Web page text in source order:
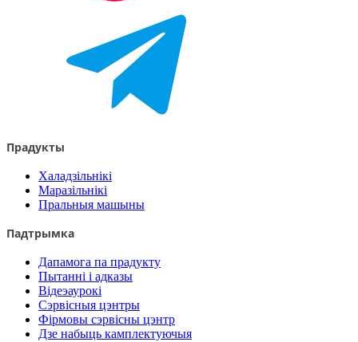
Прадукты
Халадзільнікі
Маразільнікі
Пральныя машыны
Падтрымка
Дапамога па прадукту
Пытанні і адказы
Відеэаурокі
Сэрвісныя цэнтры
Фірмовы сэрвісны цэнтр
Дзе набыць камплектуючыя